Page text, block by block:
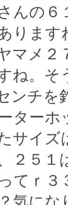
んの６
りま
マメ２
ね。そ
ンチを
ターホ
サイ
２５１
てｒ